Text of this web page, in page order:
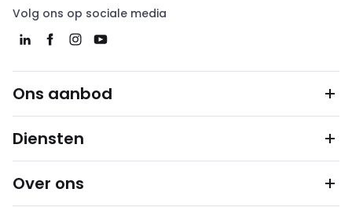
Volg ons op sociale media
Ons aanbod
Diensten
Over ons